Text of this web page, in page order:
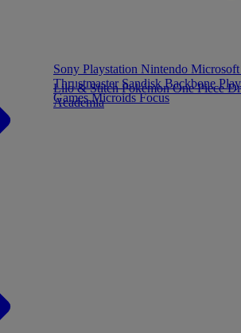
Sony Playstation Nintendo
Thrustmaster SandiskBackbone
GamesMicroidsFocus
Lilo & StitchPokémonOne Piece
Academia